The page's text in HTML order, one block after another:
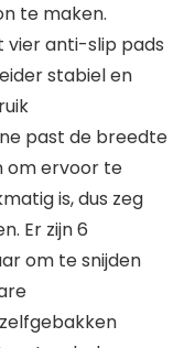
te maken.
vier anti-slip pads
stabiel en
past de breedte
om ervoor te
is, dus zeg
Er zijn 6
om te snijden